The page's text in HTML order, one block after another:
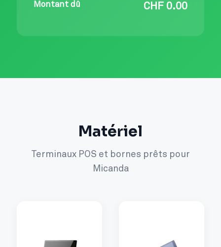
Montant dû CHF 0.00
Matériel
Terminaux POS et bornes prêts pour
Micanda